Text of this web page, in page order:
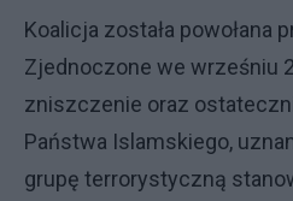
Koalicja została powołana
Zjednoczone we wrześniu
zniszczenie oraz
Państwa Islamskiego,
grupę terrorystyczną